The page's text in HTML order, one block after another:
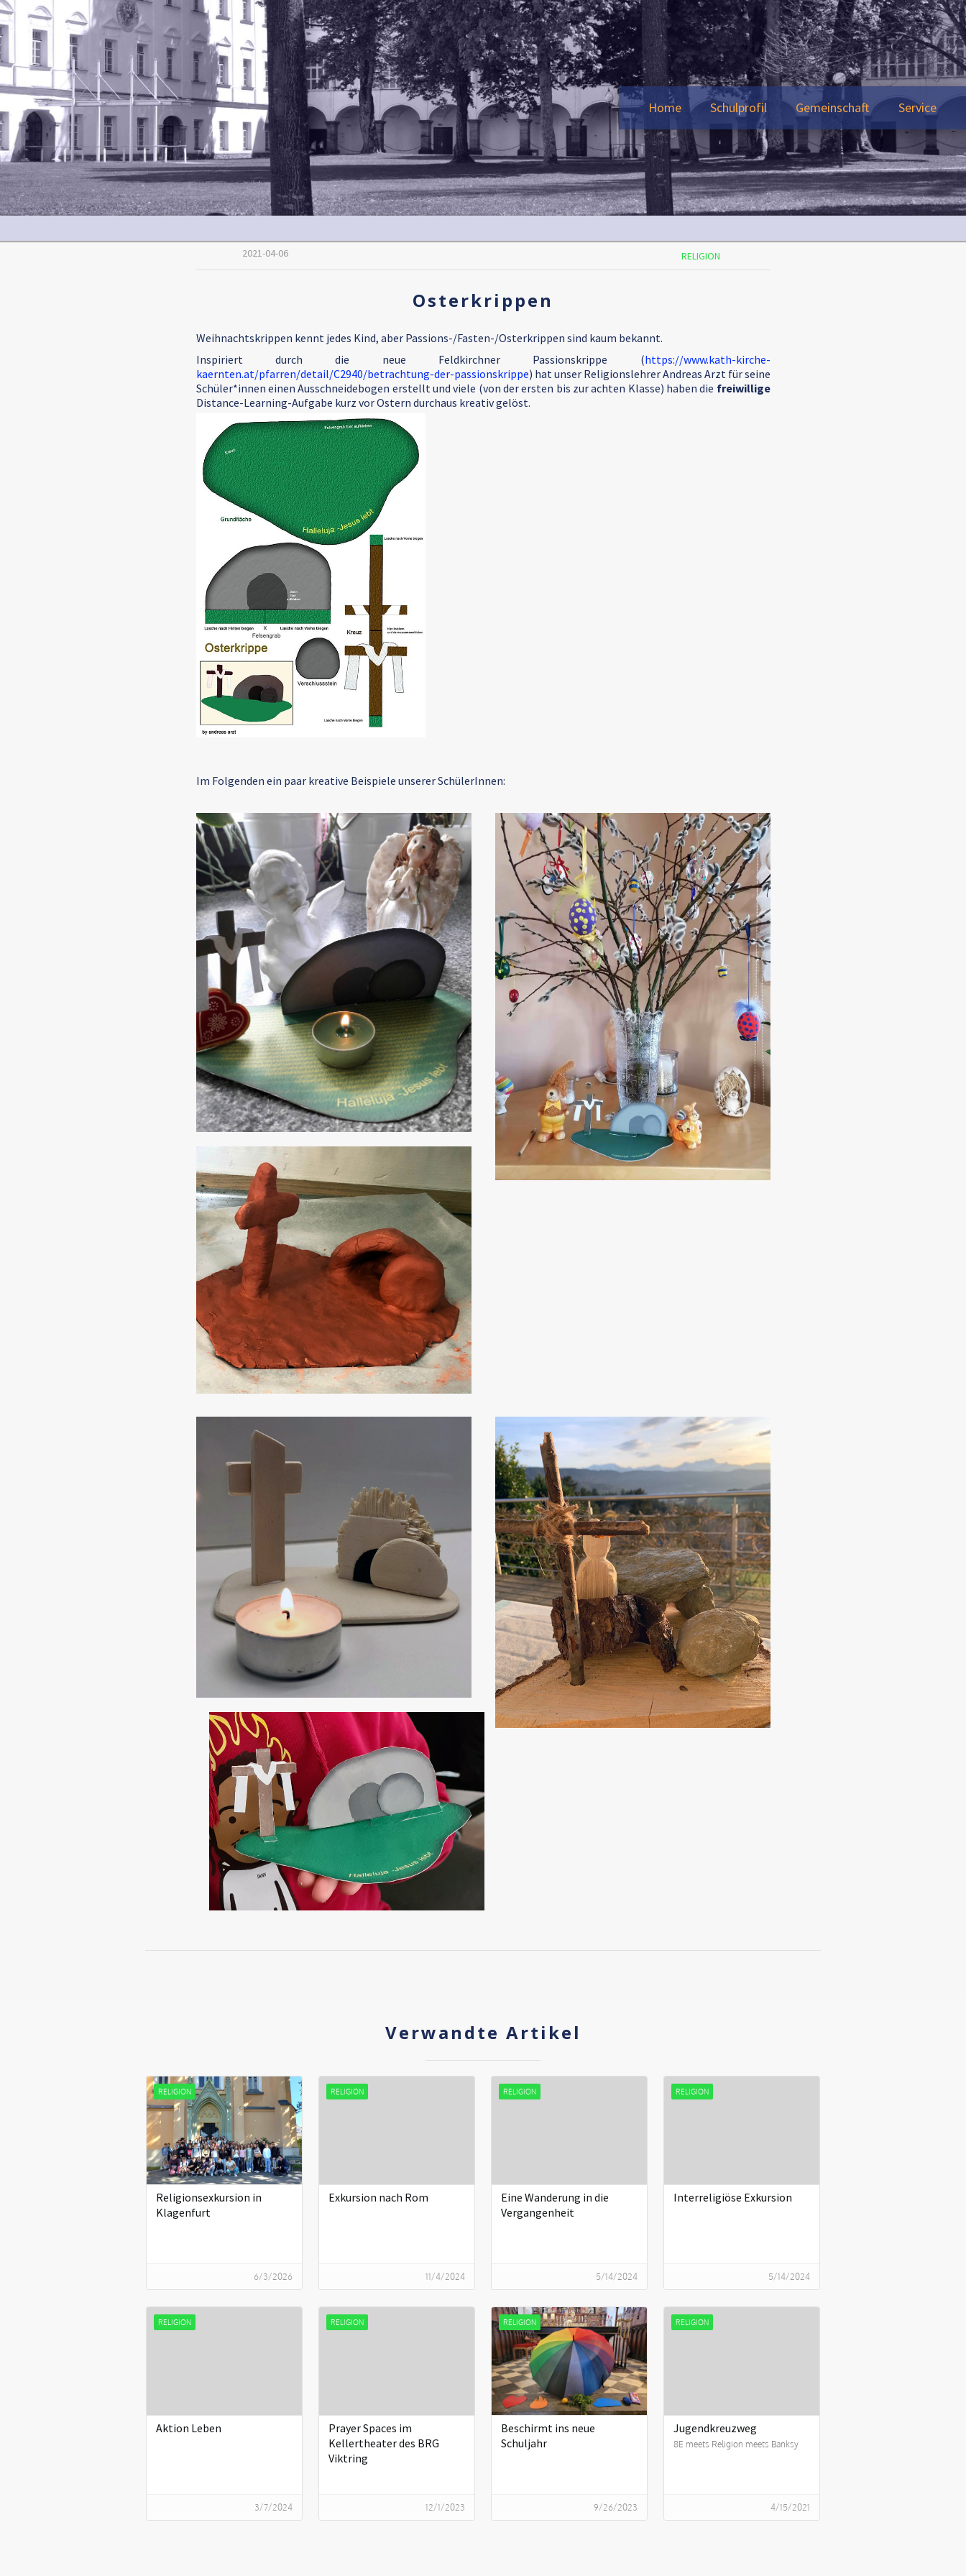
Home Schulprofil Gemeinschaft Service
2021-04-06 RELIGION
Osterkrippen
Weihnachtskrippen kennt jedes Kind, aber Passions-/Fasten-/Osterkrippen sind kaum bekannt.
Inspiriert durch die neue Feldkirchner Passionskrippe (https://www.kath-kirche-
kaernten.at/pfarren/detail/C2940/betrachtung-der-passionskrippe) hat unser Religionslehrer Andreas Arzt für seine
Schüler*innen einen Ausschneidebogen erstellt und viele (von der ersten bis zur achten Klasse) haben die freiwillige
Distance-Learning-Aufgabe kurz vor Ostern durchaus kreativ gelöst.
Im Folgenden ein paar kreative Beispiele unserer SchülerInnen:
Verwandte Artikel
RELIGION
Religionsexkursion in
Klagenfurt
6/3/2026
RELIGION
Exkursion nach Rom
11/4/2024
RELIGION
Eine Wanderung in die
Vergangenheit
5/14/2024
RELIGION
Interreligiöse Exkursion
5/14/2024
RELIGION
Aktion Leben
3/7/2024
RELIGION
Prayer Spaces im
Kellertheater des BRG
Viktring
12/1/2023
RELIGION
Beschirmt ins neue
Schuljahr
9/26/2023
RELIGION
Jugendkreuzweg
8E meets Religion meets Banksy
4/15/2021